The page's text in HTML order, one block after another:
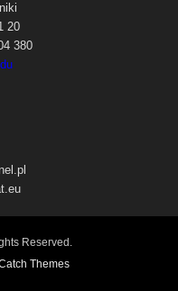
20
380
Reserved.
Themes